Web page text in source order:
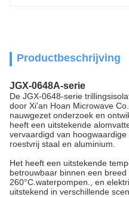
Productbeschrijving
JGX-0648A-serie
De JGX-0648-serie
door Xi'an Hoan Microwave
nauwgezet onderzoek en
heeft een uitstekende
vervaardigd van
roestvrij staal en aluminium.
Het heeft een uitstekende
betrouwbaar binnen een
260°C.waterpompen., en
uitstekend in verschillende